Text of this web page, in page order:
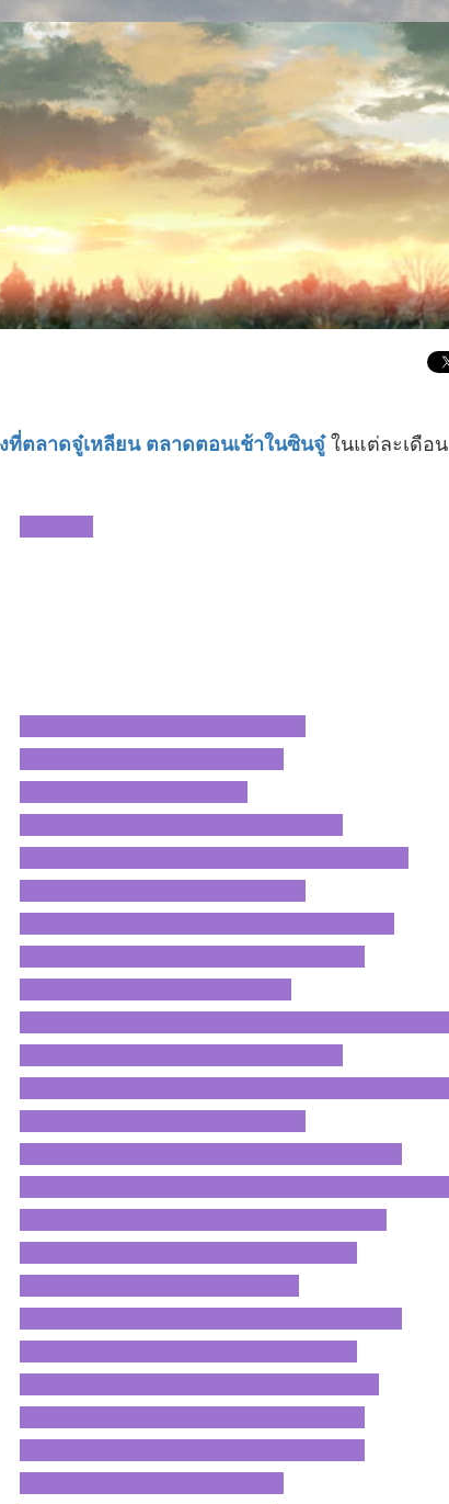
ที่ตลาดจู๋เหลียน ตลาดตอนเช้าในซินจู๋ในแต่ละเดือน